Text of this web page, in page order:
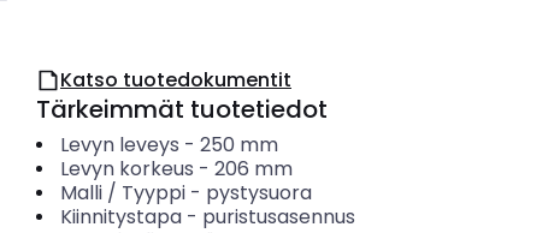
Katso tuotedokumentit
Tärkeimmät tuotetiedot
Levyn leveys - 250 mm
Levyn korkeus - 206 mm
Malli / Tyyppi- pystysuora
Kiinnitystapa- puristusasennus